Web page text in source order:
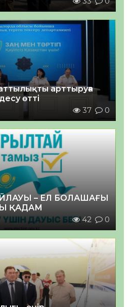
арттыруға
өтті
37 0
– ЕЛ БОЛАШАҒЫ
ҚАДАМ
42 0